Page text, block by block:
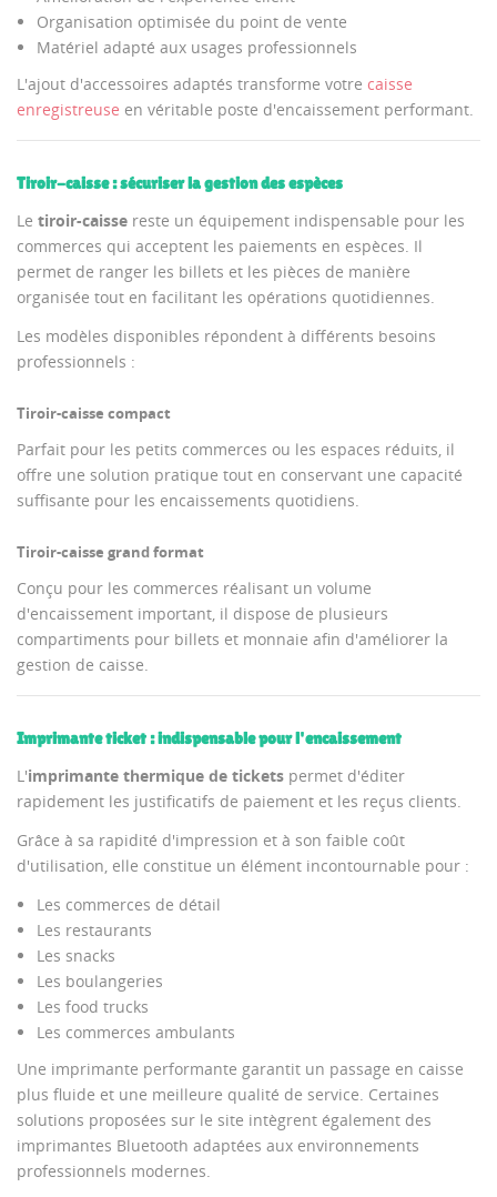
Organisation optimisée du point de vente
Matériel adapté aux usages professionnels
L'ajout d'accessoires adaptés transforme votre caisse
enregistreuse en véritable poste d'encaissement performant.
Tiroir-caisse : sécuriser la gestion des espèces
Le tiroir-caisse reste un équipement indispensable pour les
commerces qui acceptent les paiements en espèces. Il
permet de ranger les billets et les pièces de manière
organisée tout en facilitant les opérations quotidiennes.
Les modèles disponibles répondent à différents besoins
professionnels :
Tiroir-caisse compact
Parfait pour les petits commerces ou les espaces réduits, il
offre une solution pratique tout en conservant une capacité
suffisante pour les encaissements quotidiens.
Tiroir-caisse grand format
Conçu pour les commerces réalisant un volume
d'encaissement important, il dispose de plusieurs
compartiments pour billets et monnaie afin d'améliorer la
gestion de caisse.
Imprimante ticket : indispensable pour l'encaissement
L'imprimante thermique de tickets permet d'éditer
rapidement les justificatifs de paiement et les reçus clients.
Grâce à sa rapidité d'impression et à son faible coût
d'utilisation, elle constitue un élément incontournable pour :
Les commerces de détail
Les restaurants
Les snacks
Les boulangeries
Les food trucks
Les commerces ambulants
Une imprimante performante garantit un passage en caisse
plus fluide et une meilleure qualité de service. Certaines
solutions proposées sur le site intègrent également des
imprimantes Bluetooth adaptées aux environnements
professionnels modernes.